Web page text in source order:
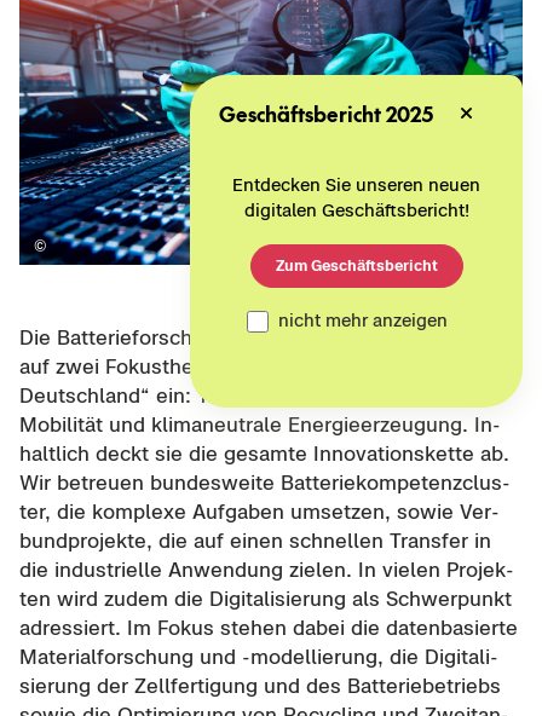
Die Bat­te­rie­for­schungs­för­de­rung des BMFTR zahlt
auf zwei Fokus­the­men der „High­tech Agen­da
Deutsch­land“ ein: Tech­no­lo­gien für kli­ma­neu­tra­le
Mo­bi­li­tät und kli­ma­neu­tra­le En­er­gie­er­zeu­gung. In­
halt­lich deckt sie die ge­sam­te In­no­va­ti­ons­ket­te ab.
Wir be­treu­en bun­des­wei­te Bat­te­rie­kom­pe­tenz­clus­
ter, die kom­ple­xe Auf­ga­ben um­set­zen, sowie Ver­
bund­pro­jek­te, die auf einen schnel­len Trans­fer in
die in­dus­tri­el­le An­wen­dung zie­len. In vie­len Pro­jek­
ten wird zudem die Di­gi­ta­li­sie­rung als Schwer­punkt
adres­siert. Im Fokus ste­hen dabei die da­ten­ba­sier­te
Ma­te­ri­al­for­schung und -​modellierung, die Di­gi­ta­li­
sie­rung der Zell­fer­ti­gung und des Bat­te­rie­be­triebs
Geschäftsbericht 2025
Entdecken Sie unseren neuen
digitalen Geschäftsbericht!
Zum Geschäftsbericht
nicht mehr anzeigen